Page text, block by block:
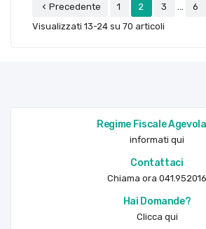
 Precedente 1 2 3 … 6
Visualizzati 13-24 su 70 articoli
Regime Fiscale
informati qui
Contattaci
Chiama ora 041.952016
Hai Domande?
Clicca qui